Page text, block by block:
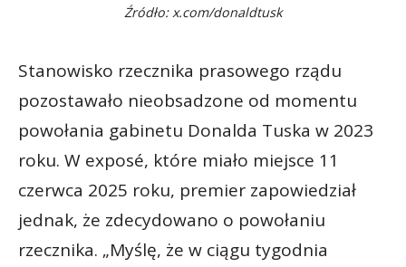
Źródło: x.com/donaldtusk
Stanowisko rzecznika prasowego rządu
pozostawało nieobsadzone od momentu
powołania gabinetu Donalda Tuska w 2023
roku. W exposé, które miało miejsce 11
czerwca 2025 roku, premier zapowiedział
jednak, że zdecydowano o powołaniu
rzecznika. „Myślę, że w ciągu tygodnia